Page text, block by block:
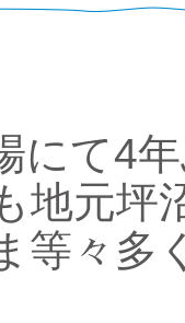
にて4
地元坪
等々多